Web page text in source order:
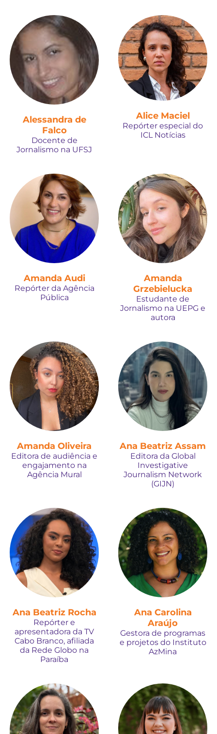
Alessandra de
Falco
Docente de
Jornalismo na UFSJ
Alice Maciel
Repórter especial do
ICL Notícias
Amanda Audi
Repórter da Agência
Pública
Amanda
Grzebielucka
Estudante de
Jornalismo na UEPG e
autora
Amanda Oliveira
Editora de audiência e
engajamento na
Agência Mural
Ana Beatriz Assam
Editora da Global
Investigative
Journalism Network
(GIJN)
Ana Beatriz Rocha
Repórter e
apresentadora da TV
Cabo Branco, afiliada
da Rede Globo na
Paraíba
Ana Carolina
Araújo
Gestora de programas
e projetos do Instituto
AzMina